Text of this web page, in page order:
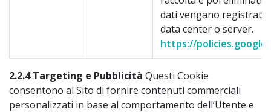
dati vengano registrati
data center o server.
https://
2.2.4 Targeting e Pubblicità Questi Cookie
consentono al Sito di fornire contenuti commerciali
personalizzati in base al comportamento dell’Utente e